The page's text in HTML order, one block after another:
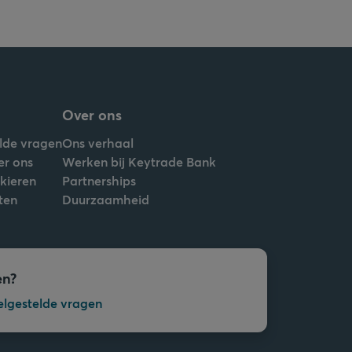
vragen
ons
Over ons
Ons verhaal
Werken bij Keytrade Bank
Partnerships
Duurzaamheid
vragen